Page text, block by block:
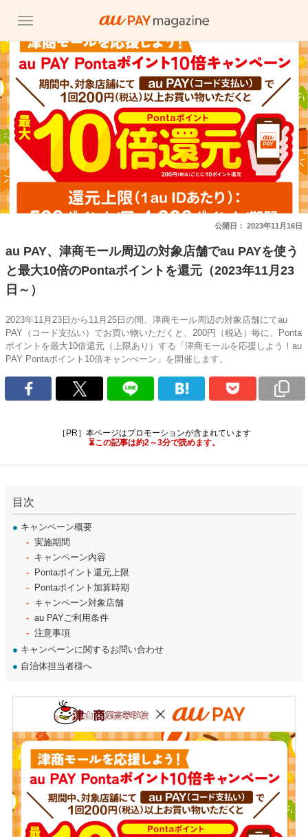
公開日： 2023年11月16日
au PAY、津商モール周辺の対象店舗でau PAYを使う
と最大10倍のPontaポイントを還元（2023年11月23
日～）
2023年11月23日から11月25日の間、津商モール周辺の対象店舗にてau
PAY（コード支払い）でお買い物いただくと、200円（税込）毎に、Ponta
ポイントを最大10倍還元（上限あり）する「津商モールを応援しよう！au
PAY Pontaポイント10倍キャンぺーン」を開催します。
［PR］本ページはプロモーションが含まれています
⏳この記事は約2～3分で読めます。
目次
● キャンペーン概要
実施期間
キャンペーン内容
Pontaポイント還元上限
Pontaポイント加算時期
キャンペーン対象店舗
au PAYご利用条件
注意事項
● キャンペーンに関するお問い合わせ
● 自治体担当者様へ